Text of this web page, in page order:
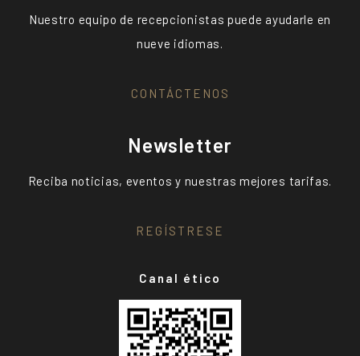
Nuestro equipo de recepcionistas puede ayudarle en
nueve idiomas.
CONTÁCTENOS
Newsletter
Reciba noticias, eventos y nuestras mejores tarifas.
REGÍSTRESE
Canal ético